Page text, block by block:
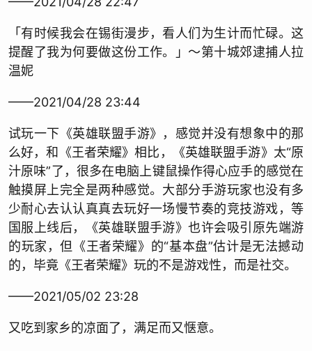
「有时候我会在锡街漫步，看人们为生计而忙碌。这
提醒了我为何要做这份工作。」～第十城郊逮捕人拉
温妮
——2021/04/28 23:44
试玩一下《英雄联盟手游》，感觉并没有想象中的那
么好，和《王者荣耀》相比，《英雄联盟手游》太“原
汁原味”了，很多在电脑上键鼠操作得心应手的感觉在
触摸屏上完全是两种感觉。大部分手游玩家也没有多
少耐心去认认真真去玩好一场慢节奏的竞技游戏，等
国服上线后，《英雄联盟手游》也许会吸引原先端游
的玩家，但《王者荣耀》的“基本盘”估计是无法撼动
的，毕竟《王者荣耀》玩的不是游戏性，而是社交。
——2021/05/02 23:28
又吃到家乡的凉面了，满足而又惬意。